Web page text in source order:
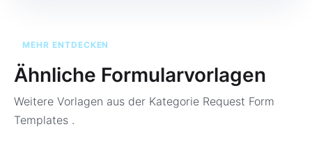
MEHR ENTDECKEN
Ähnliche Formularvorlagen
Weitere Vorlagen aus der Kategorie Request Form
Templates .